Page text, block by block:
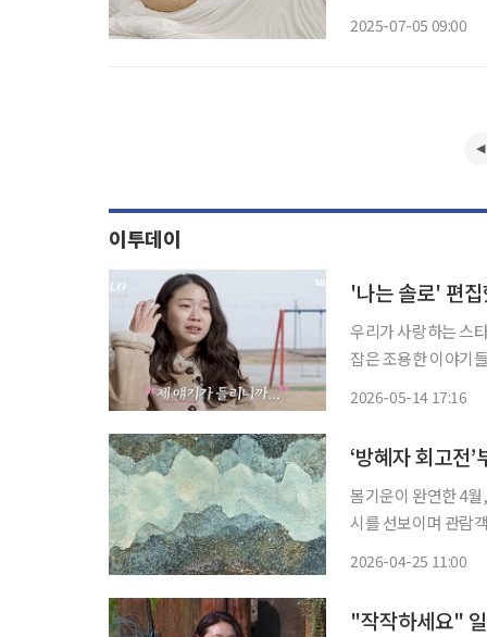
2025-07-05 09:00
이투데이
우리가 사랑하는 스
잡은 조용한 이야기들. '엔터로그'에
2026-05-14 17:16
봄기운이 완연한 4
시를 선보이며 관람
2026-04-25 11:00
"작작하세요"